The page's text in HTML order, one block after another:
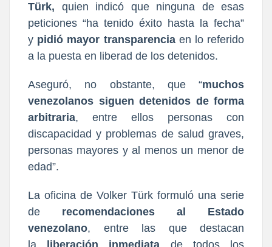
Türk,
quien indicó que ninguna de esas
peticiones “ha tenido éxito hasta la fecha”
y pidió mayor transparencia en lo referido
a la puesta en liberad de los detenidos.
Aseguró, no obstante, que “muchos
venezolanos siguen detenidos de forma
arbitraria, entre ellos personas con
discapacidad y problemas de salud graves,
personas mayores y al menos un menor de
edad”.
La oficina de Volker Türk formuló una serie
de
recomendaciones al Estado
venezolano, entre las que destacan